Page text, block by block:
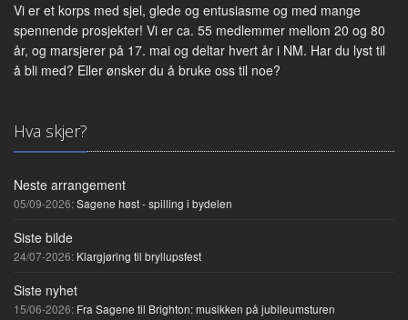
Vi er et korps med sjel, glede og entusiasme og med mange
spennende prosjekter! Vi er ca. 55 medlemmer mellom 20 og 80
år, og marsjerer på 17. mai og deltar hvert år i NM. Har du lyst til
å bli med? Eller ønsker du å bruke oss til noe?
Hva skjer?
Neste arrangement
05/09-2026:Sagene høst - spilling i bydelen
Siste bilde
24/07-2026: Klargjøring til bryllupsfest
Siste nyhet
15/06-2026: Fra Sagene til Brighton: musikken på jubileumsturen